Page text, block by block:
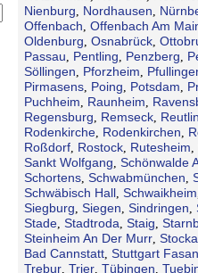
Nienburg Nordhausen
Offenbach Offenbach Am
Oldenburg Osnabrück,
Passau Pentling Penzberg
Söllingen
Pforzheim
Pirmasens, Poing Potsdam
Puchheim Raunheim
Regensburg Remseck,
Rodenkirche, Rodenkirchen
Roßdorf, Rostock, Rutesheim
Sankt Wolfgang Schönwalde
Schortens, Schwabmünchen
Schwäbisch Hall, Schwaikheim
Siegburg Siegen Sindringen
Stade, Stadtroda Staig
Steinheim An Der Murr,
Bad Cannstatt, Stuttgart
Trebur, Trier, Tübingen